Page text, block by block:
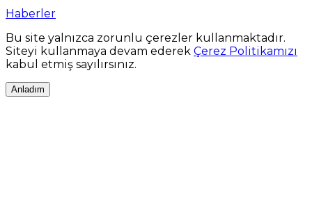
Haberler
Bu site yalnızca zorunlu çerezler kullanmaktadır.
Siteyi kullanmaya devam ederek Çerez Politikamızı
kabul etmiş sayılırsınız.
Anladım